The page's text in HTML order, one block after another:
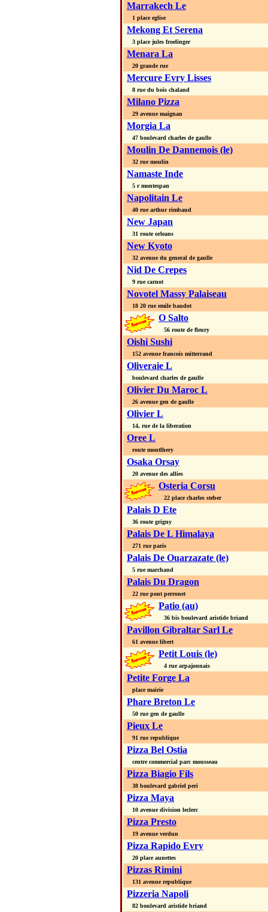
Marrakech Le
1 place eglise
Mekong Et Serena
3 place jules froelinger
Menara La
20 grande rue
Mercure Evry Lisses
8 rue du bois chaland
Milano Pizza
29 avenue maignan
Morgia La
47 boulevard charles de gaulle
Moulin De Dannemois (le)
32 rue moulin
Namaste Inde
5 r montespan
Napolitain Le
40 rue arthur rimbaud
New Japan
31 route orleans
New Kyoto
32 avenue du general de gaulle
Nid De Crepes
9 rue carnot
Novotel Massy Palaiseau
18 20 rue emile baudot
O Salto
56 route de fleury
Oishi Sushi
152 avenue francois mitterrand
Oliveraie L
boulevard charles de gaulle
Olivier Du Maroc L
26 avenue gen de gaulle
Olivier L
14, rue de la liberation
Oree L
route montlhery
Osaka Orsay
20 avenue des allies
Osteria Corsu
22 place charles steber
Palais D Ete
36 route grigny
Palais De L Himalaya
271 rue paris
Palais De Ouarzazate (le)
5 rue marchand
Palais Du Dragon
22 rue pont perronet
Patio (au)
36 bis boulevard aristide briand
Pavillon Gibraltar Sarl Le
61 avenue libert
Petit Louis (le)
4 rue arpajonnais
Petite Forge La
place mairie
Phare Breton Le
50 rue gen de gaulle
Pieux Le
91 rue republique
Pizza Bel Ostia
centre commercial parc mousseau
Pizza Biagio Fils
38 boulevard gabriel peri
Pizza Maya
10 avenue division leclerc
Pizza Presto
19 avenue verdun
Pizza Rapido Evry
20 place aunettes
Pizzas Rimini
131 avenue republique
Pizzeria Napoli
82 boulevard aristide briand